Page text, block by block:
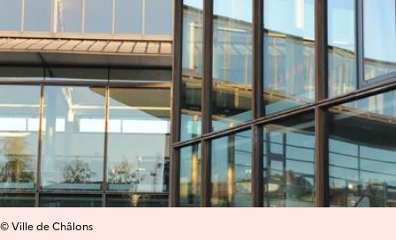
© Ville de Châlons